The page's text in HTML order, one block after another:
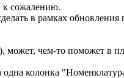
к сожалению.
в рамках обновления
может, чем-то поможет
колонка